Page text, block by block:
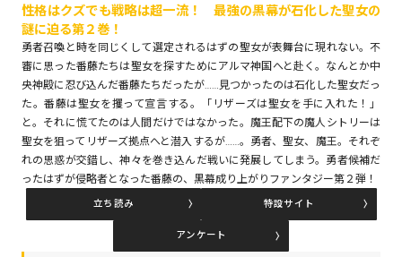
コミックパルフェ
コミックエッセイ
閉じる
性格はクズでも戦略は超一流！ 最強の黒幕が石化した聖女の
謎に迫る第２巻！
勇者召喚と時を同じくして選定されるはずの聖女が表舞台に現れない。不
審に思った番藤たちは聖女を探すためにアルマ神国へと赴く。なんとか中
央神殿に忍び込んだ番藤たちだったが……見つかったのは石化した聖女だっ
た。番藤は聖女を攫って宣言する。「リザーズは聖女を手に入れた！」
と。それに慌てたのは人間だけではなかった。魔王配下の魔人シトリーは
聖女を狙ってリザーズ拠点へと潜入するが……。勇者、聖女、魔王。それぞ
れの思惑が交錯し、神々を巻き込んだ戦いに発展してしまう。勇者候補だ
ったはずが侵略者となった番藤の、黒幕成り上がりファンタジー第２弾！
立ち読み 特設サイト
アンケート